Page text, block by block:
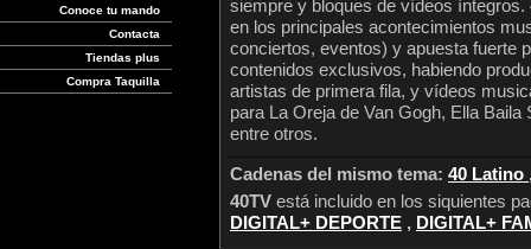
Conoce tu mando
Contacta
Tiendas plus
Compra Taquilla
siempre y bloques de vídeos
en los principales acontecimientos
conciertos, eventos) y apuesta fuerte
contenidos exclusivos, habiendo
artistas de primera fila, y vídeos
para La Oreja de Van Gogh, Ella
entre otros.
Cadenas del mismo tema: 40 Latino
40TV está incluido en los siquientes
DIGITAL+ DEPORTE , DIGITAL+